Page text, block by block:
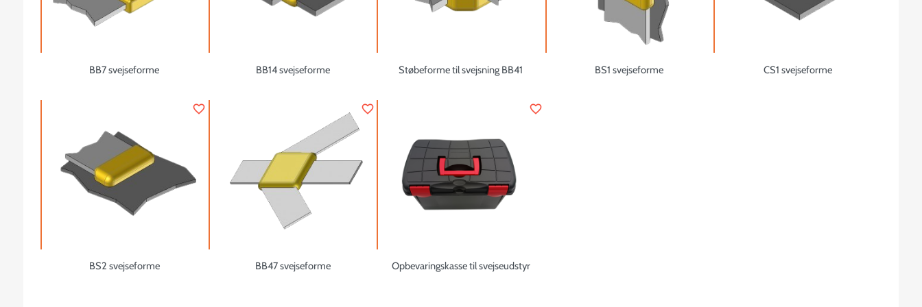
BB7 svejseforme BB14 svejseforme Støbeforme til svejsning BB41 BS1 svejseforme CS1 svejseforme
BS2 svejseforme
favorite_border
BB47 svejseforme
favorite_border
Opbevaringskasse til svejseudstyr
favorite_border